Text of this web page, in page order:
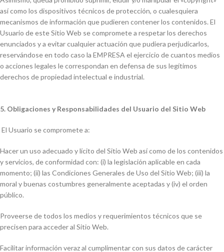
así como los dispositivos técnicos de protección, o cualesquiera
mecanismos de información que pudieren contener los contenidos. El
Usuario de este Sitio Web se compromete a respetar los derechos
enunciados y a evitar cualquier actuación que pudiera perjudicarlos,
reservándose en todo caso la EMPRESA el ejercicio de cuantos medios
o acciones legales le correspondan en defensa de sus legítimos
derechos de propiedad intelectual e industrial.
5. Obligaciones y Responsabilidades del Usuario del Sitio Web
El Usuario se compromete a:
Hacer un uso adecuado y lícito del Sitio Web así como de los contenidos
y servicios, de conformidad con: (i) la legislación aplicable en cada
momento; (ii) las Condiciones Generales de Uso del Sitio Web; (iii) la
moral y buenas costumbres generalmente aceptadas y (iv) el orden
público.
Proveerse de todos los medios y requerimientos técnicos que se
precisen para acceder al Sitio Web.
Facilitar información veraz al cumplimentar con sus datos de carácter